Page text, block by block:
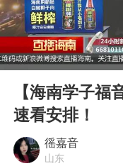
Play
00:00
【海南学子福
速看安排！
徭嘉音
山东